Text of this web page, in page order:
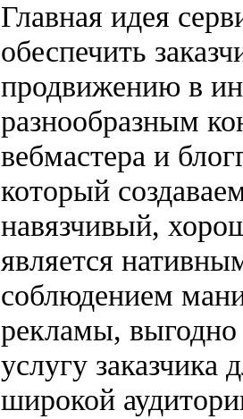
Главная идея
обеспечить
продвижению в
разнообразным
вебмастера и
который
навязчивый,
является
соблюдением
рекламы, выгодно
услугу заказчика
широкой